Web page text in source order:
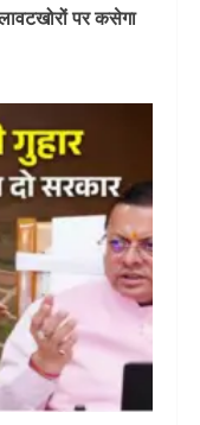
पर कसेगा